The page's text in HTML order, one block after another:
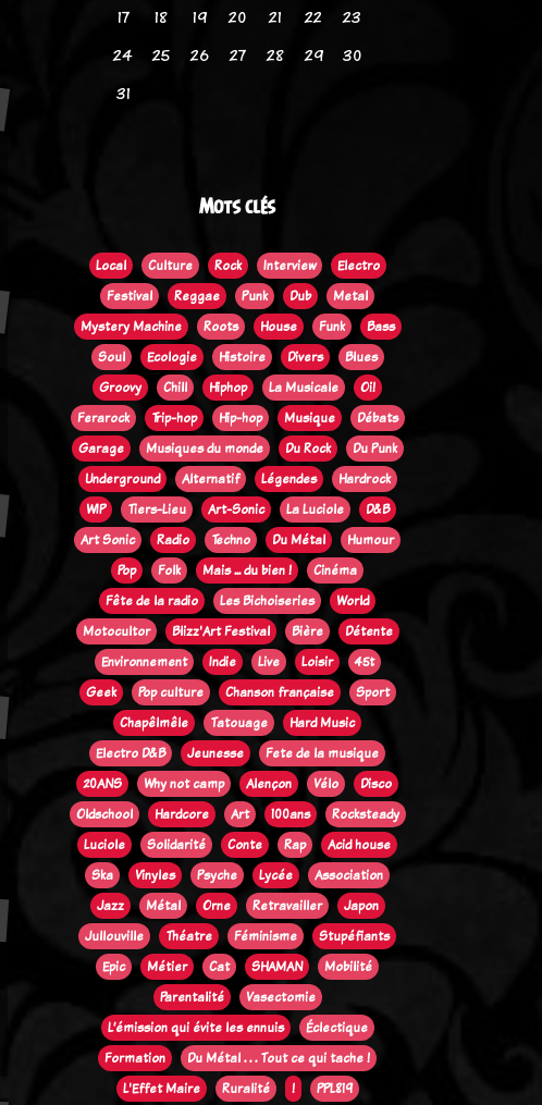
17
18 19 20 21 22
23
24
25 26 27 28 29
30
31
Mots clés
Local Culture Rock Interview
Electro
Festival
Reggae Punk Dub
Metal
Mystery Machine
Roots House Funk
Bass
Soul
Ecologie Histoire Divers
Blues
Groovy
Chill Hiphop La Musicale
Oi!
Ferarock
Trip-hop Hip-hop Musique
Débats
Garage
Musiques du monde Du Rock
Du Punk
Underground
Alternatif Légendes
Hardrock
WIP
Tiers-Lieu Art-Sonic La Luciole
D&B
Art Sonic
Radio Techno Du Métal
Humour
Pop
Folk Mais ... du bien !
Cinéma
Fête de la radio
Les Bichoiseries
World
Motocultor
Blizz'Art Festival Bière
Détente
Environnement
Indie Live Loisir
45t
Geek
Pop culture Chanson française
Sport
Chapêlmêle
Tatouage
Hard Music
Electro D&B
Jeunesse
Fete de la musique
20ANS
Why not camp Alençon Vélo
Disco
Oldschool
Hardcore Art 100ans
Rocksteady
Luciole
Solidarité Conte Rap
Acid house
Ska
Vinyles Psyche Lycée
Association
Jazz
Métal Orne Retravailler
Japon
Jullouville
Théatre Féminisme
Stupéfiants
Epic
Métier Cat SHAMAN
Mobilité
Parentalité
Vasectomie
L’émission qui évite les ennuis
Éclectique
Formation
Du Métal . . . Tout ce qui tache !
L'Effet Maire
Ruralité !
PPL819